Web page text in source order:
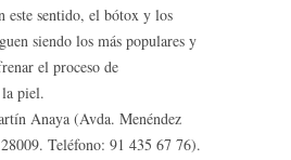
este sentido, el bótox y los
siendo los más populares y
el proceso de
piel.
Anaya (Avda. Menéndez
Teléfono: 91 435 67 76).